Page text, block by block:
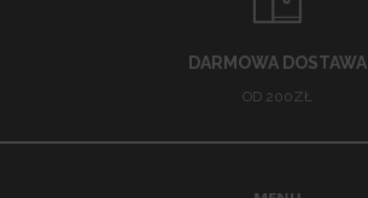
DARMOWA DOSTAWA
OD 200ZŁ